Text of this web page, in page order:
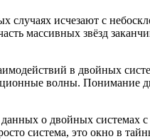
исчезают с
массивных звёзд
в двойных
волны. Понимание
о двойных системах
система, это окно в